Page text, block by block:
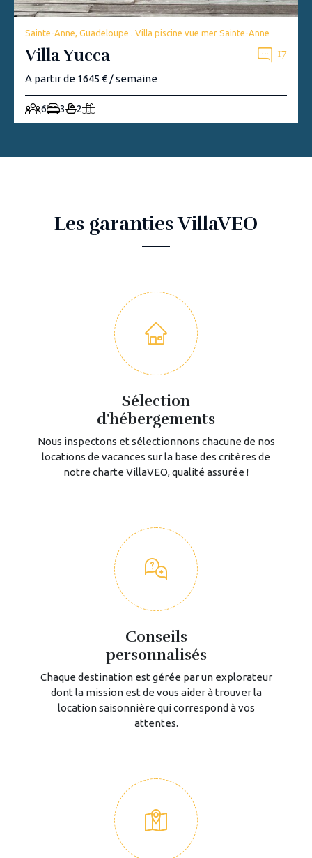
Sainte-Anne, Guadeloupe . Villa piscine vue mer Sainte-Anne
Villa Yucca 17
A partir de 1645 € / semaine
6 3 2
Les garanties VillaVEO
Sélection
d'hébergements
Nous inspectons et sélectionnons chacune de nos
locations de vacances sur la base des critères de
notre charte VillaVEO, qualité assurée !
Conseils
personnalisés
Chaque destination est gérée par un explorateur
dont la mission est de vous aider à trouver la
location saisonnière qui correspond à vos
attentes.